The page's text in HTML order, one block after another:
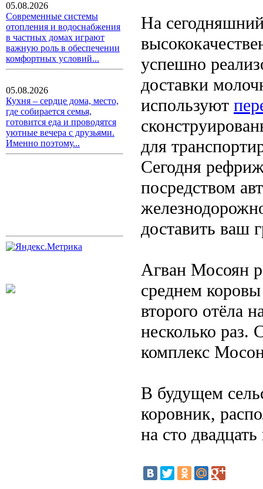
05.08.2026
Современные системы
отопления и водоснабжения
в частных домах играют
важную роль в обеспечении
комфортных условий...
05.08.2026
Кухня – сердце дома, место,
где собирается семья,
готовится еда и проводятся
уютные вечера с друзьями.
Именно поэтому...
На
успешно
доставки
используют
для
Сегодня
посредством
доставить ваш
Агван Мосоян
среднем
второго отёла
несколько раз.
комплекс
В будущем
коровник,
на сто